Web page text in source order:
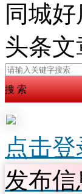
同城好
头条文
搜 索
点击登
发布信